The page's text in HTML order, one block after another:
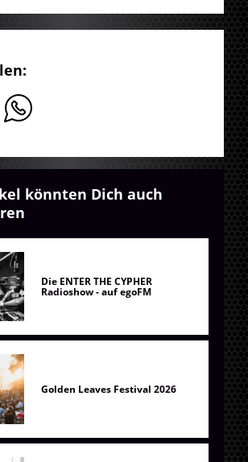
könnten Dich auch
Die ENTER THE CYPHER
Radioshow - auf egoFM
Golden Leaves Festival 2026